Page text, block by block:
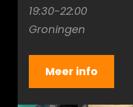
19:30-22:00
Groningen
Meer info